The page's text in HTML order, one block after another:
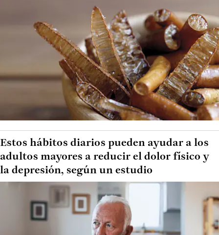
Estos hábitos diarios pueden ayudar a los
adultos mayores a reducir el dolor físico y
la depresión, según un estudio